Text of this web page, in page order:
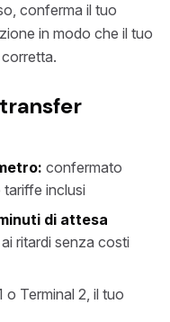
conferma il tuo
in modo che il tuo
confermato
tariffe inclusi
di attesa
ritardi senza costi
o Terminal 2, il tuo